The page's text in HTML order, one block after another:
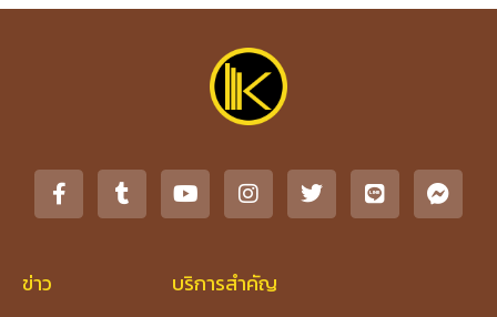
ข่าว บริการสำคัญ